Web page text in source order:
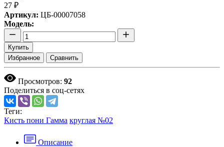
27 ₽
Артикул: ЦБ-00007058
Модель:
Купить
Избранное
Сравнить
Просмотров: 92
Поделиться в соц-сетях
Теги:
Кисть пони Гамма круглая №02
Описание